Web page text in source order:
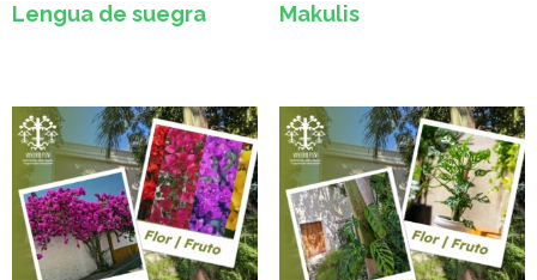
Lengua de suegra Makulis